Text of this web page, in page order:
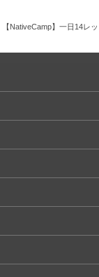
【NativeCamp】一日14レ